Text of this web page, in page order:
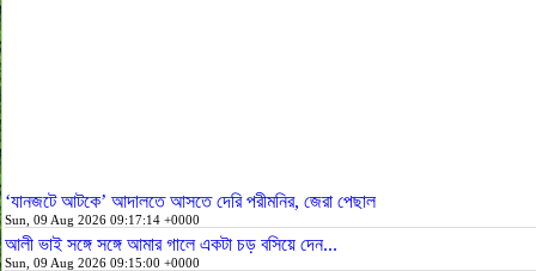
‘যানজটে আটকে’ আদালতে আসতে দেরি পরীমনির, জেরা পেছাল
Sun, 09 Aug 2026 09:17:14 +0000
আলী ভাই সঙ্গে সঙ্গে আমার গালে একটা চড় বসিয়ে দেন...
Sun, 09 Aug 2026 09:15:00 +0000